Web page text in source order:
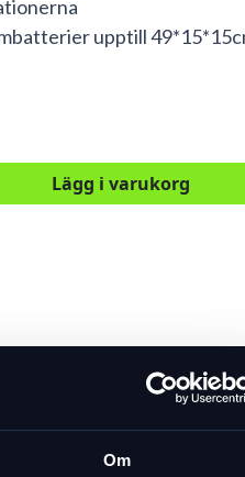
Om
upptill
Lägg i varukorg
för att stänga väskan. Vid